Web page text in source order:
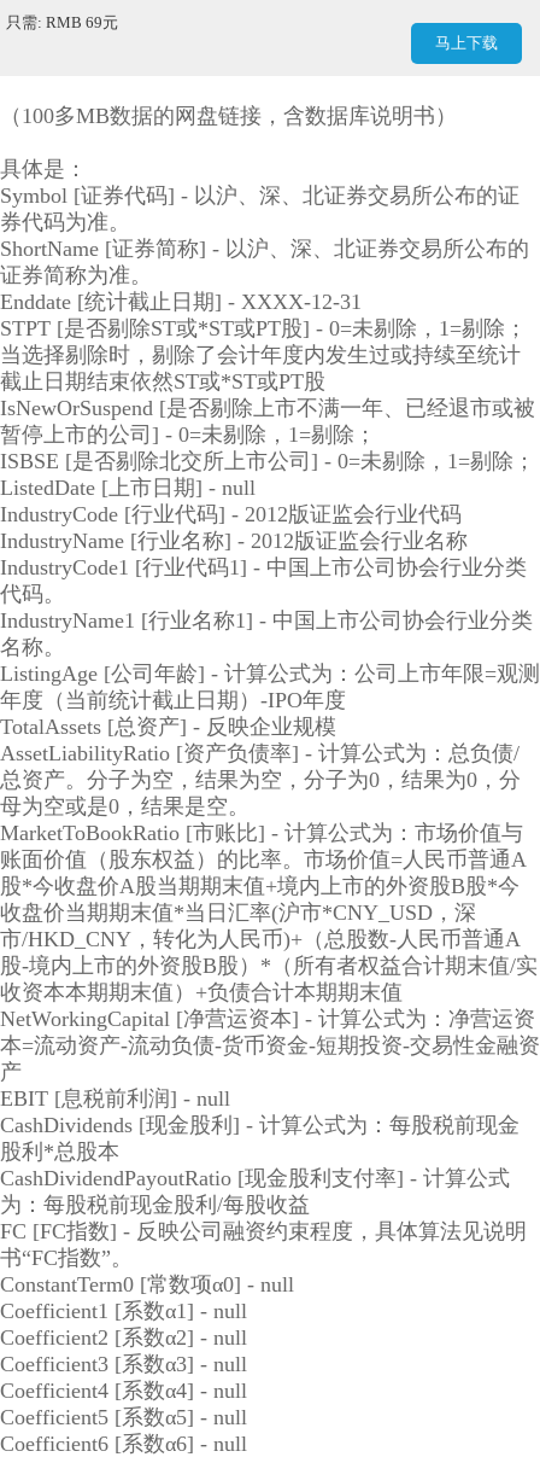
只需: RMB 69元
马上下载
（100多MB数据的网盘链接，含数据库说明书）
具体是：
Symbol [证券代码] - 以沪、深、北证券交易所公布的证
券代码为准。
ShortName [证券简称] - 以沪、深、北证券交易所公布的
证券简称为准。
Enddate [统计截止日期] - XXXX-12-31
STPT [是否剔除ST或*ST或PT股] - 0=未剔除，1=剔除；
当选择剔除时，剔除了会计年度内发生过或持续至统计
截止日期结束依然ST或*ST或PT股
IsNewOrSuspend [是否剔除上市不满一年、已经退市或被
暂停上市的公司] - 0=未剔除，1=剔除；
ISBSE [是否剔除北交所上市公司] - 0=未剔除，1=剔除；
ListedDate [上市日期] - null
IndustryCode [行业代码] - 2012版证监会行业代码
IndustryName [行业名称] - 2012版证监会行业名称
IndustryCode1 [行业代码1] - 中国上市公司协会行业分类
代码。
IndustryName1 [行业名称1] - 中国上市公司协会行业分类
名称。
ListingAge [公司年龄] - 计算公式为：公司上市年限=观测
年度（当前统计截止日期）-IPO年度
TotalAssets [总资产] - 反映企业规模
AssetLiabilityRatio [资产负债率] - 计算公式为：总负债/
总资产。分子为空，结果为空，分子为0，结果为0，分
母为空或是0，结果是空。
MarketToBookRatio [市账比] - 计算公式为：市场价值与
账面价值（股东权益）的比率。市场价值=人民币普通A
股*今收盘价A股当期期末值+境内上市的外资股B股*今
收盘价当期期末值*当日汇率(沪市*CNY_USD，深
市/HKD_CNY，转化为人民币)+（总股数-人民币普通A
股-境内上市的外资股B股）*（所有者权益合计期末值/实
收资本本期期末值）+负债合计本期期末值
NetWorkingCapital [净营运资本] - 计算公式为：净营运资
本=流动资产-流动负债-货币资金-短期投资-交易性金融资
产
EBIT [息税前利润] - null
CashDividends [现金股利] - 计算公式为：每股税前现金
股利*总股本
CashDividendPayoutRatio [现金股利支付率] - 计算公式
为：每股税前现金股利/每股收益
FC [FC指数] - 反映公司融资约束程度，具体算法见说明
书“FC指数”。
ConstantTerm0 [常数项α0] - null
Coefficient1 [系数α1] - null
Coefficient2 [系数α2] - null
Coefficient3 [系数α3] - null
Coefficient4 [系数α4] - null
Coefficient5 [系数α5] - null
Coefficient6 [系数α6] - null